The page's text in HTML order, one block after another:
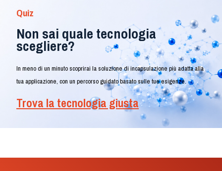
Quiz
Non sai quale tecnologia
scegliere?
In meno di un minuto scoprirai la soluzione di incapsulazione più adatta alla
tua applicazione, con un percorso guidato basato sulle tue esigenze.
Trova la tecnologia giusta